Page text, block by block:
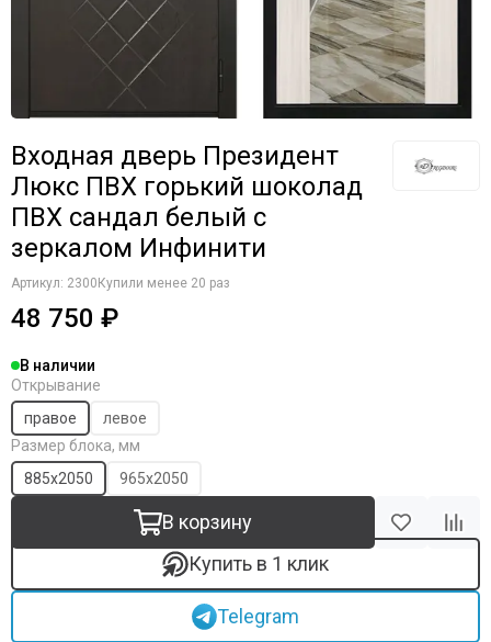
Входная дверь Президент
Люкс ПВХ горький шоколад
ПВХ сандал белый с
зеркалом Инфинити
Артикул: 2300 Купили менее 20 раз
48 750 ₽
В наличии
Открывание
правое
левое
Размер блока, мм
885х2050
965х2050
В корзину
Купить в 1 клик
Telegram